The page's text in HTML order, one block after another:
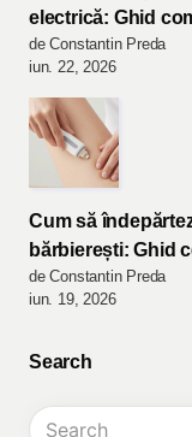
electrică: Ghid
de Constantin Preda
iun. 22, 2026
Cum să
bărbierești: Ghid
de Constantin Preda
iun. 19, 2026
Search